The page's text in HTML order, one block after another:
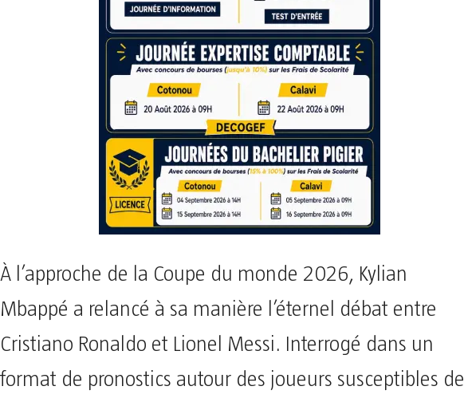
À l’approche de la Coupe du monde 2026, Kylian
Mbappé a relancé à sa manière l’éternel débat entre
Cristiano Ronaldo et Lionel Messi. Interrogé dans un
format de pronostics autour des joueurs susceptibles de